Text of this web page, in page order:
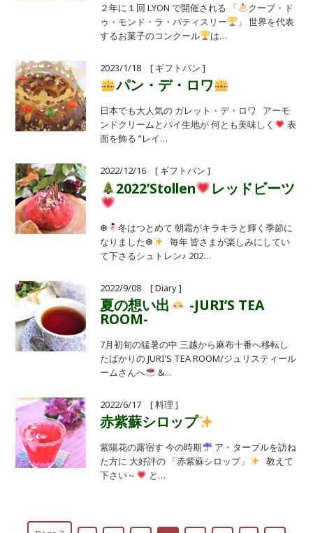
２年に１回 LYON で開催される 「
クープ・ド
ゥ・モンド・ラ・パティスリー
」 世界を代表
するお菓子のコンクール
は…
2023/1/18 [ ギフトパン ]
パン・デ・ロワ
日本でも大人気の ガレット・デ・ロワ アーモ
ンドクリームとパイ生地が 何とも美味しく
表
面を飾る ”レイ…
2022/12/16 [ ギフトパン ]
2022’Stollen レッドビーツ
❆
冬はつとめて 朝霜がキラキラと輝く季節に
なりました❆
毎年 皆さまが楽しみにしてい
て下さるシュトレン♪ 202…
2022/9/08 [ Diary ]
夏の想い出 -JURI’S TEA
ROOM-
7月初旬の猛暑の中 三越から麻布十番へ移転し
たばかりの JURI’S TEA ROOM/ジュリスティール
ームさんへ
&…
2022/6/17 [ 料理 ]
赤紫蘇シロップ
紫陽花の露宿す 今の時期
ア・ターブルを訪ね
た方に 大好評の 「赤紫蘇シロップ」
教えて
下さい～
と…